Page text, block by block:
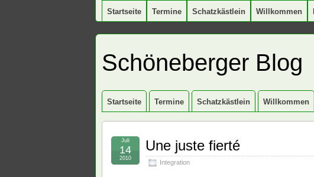
Startseite Termine Schatzkästlein Willkommen
Schöneberger Blog
Startseite Termine Schatzkästlein Willkommen
Une juste fierté
Integration
Juli
14
2010